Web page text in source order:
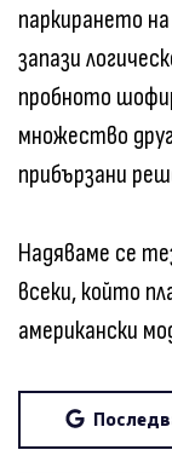
паркирането
запази
пробното
множество
прибързани
Надяваме се
всеки, който
американски